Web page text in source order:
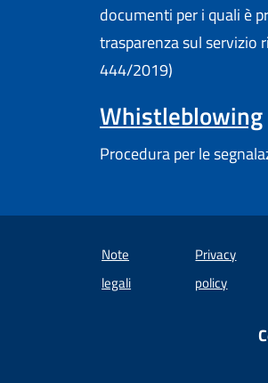
documenti per i quali è
trasparenza sul servizio
444/2019)
Whistleblowing
Procedura per le
Note
legali
Privacy
policy